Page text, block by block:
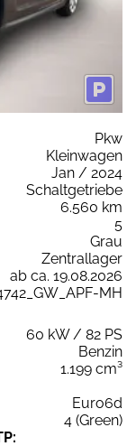
Pkw
Kleinwagen
Jan / 2024
Schaltgetriebe
6.560 km
5
Grau
Zentrallager
ab ca. 19.08.2026
MH
60 kW / 82 PS
Benzin
1.199 cm³
Euro6d
4 (Green)